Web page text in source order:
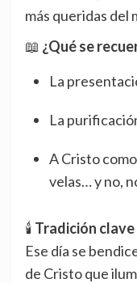
más queridas del
📖 ¿Qué se
La
La
A Cristo como
velas… y no,
🕯️ Tradición clave
Ese día se
de Cristo que